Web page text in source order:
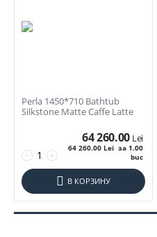
Perla 1450*710 Bathtub
Silkstone Matte Caffe Latte
+
−
64 260.00 Lei
64 260.00 Lei за 1.00
buc
В КОРЗИНУ